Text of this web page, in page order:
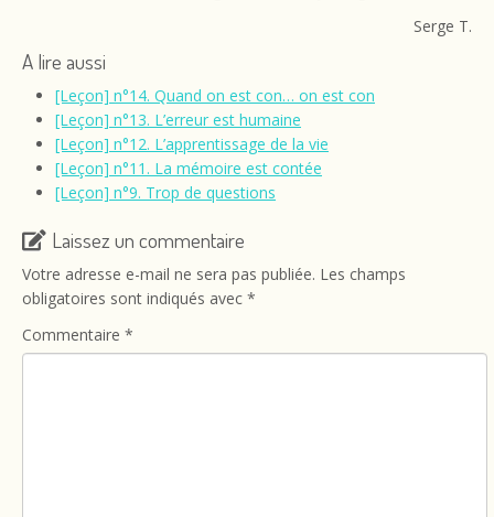
Serge T.
A lire aussi
[Leçon] n°14. Quand on est con… on est con
[Leçon] n°13. L’erreur est humaine
[Leçon] n°12. L’apprentissage de la vie
[Leçon] n°11. La mémoire est contée
[Leçon] n°9. Trop de questions
Laissez un commentaire
Votre adresse e-mail ne sera pas publiée. Les champs
obligatoires sont indiqués avec *
Commentaire *